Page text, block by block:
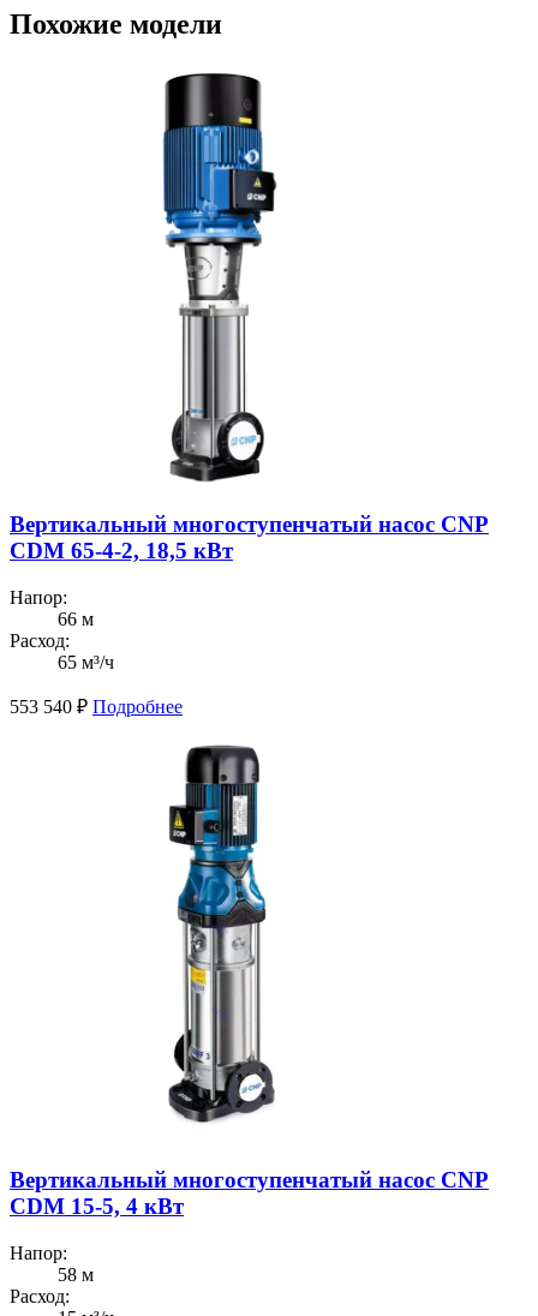
Похожие модели
Вертикальный многоступенчатый насос CNP
CDM 65-4-2, 18,5 кВт
Напор:
66 м
Расход:
65 м³/ч
553 540 ₽ Подробнее
Вертикальный многоступенчатый насос CNP
CDM 15-5, 4 кВт
Напор:
58 м
Расход: